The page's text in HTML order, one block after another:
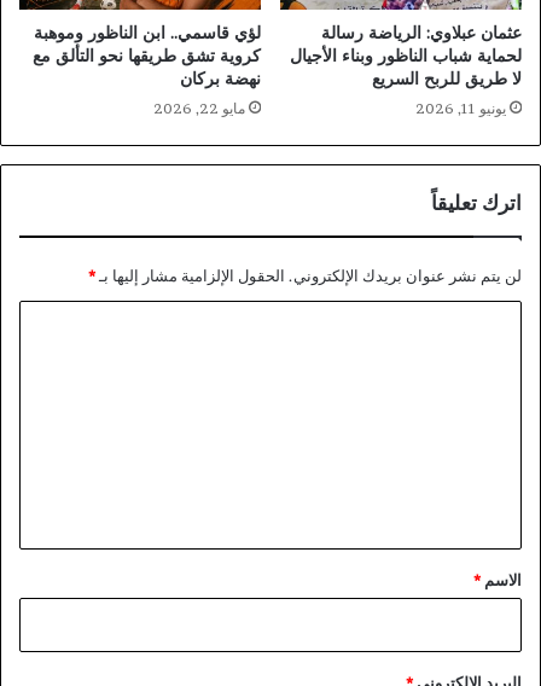
عثمان عبلاوي: الرياضة رسالة
لحماية شباب الناظور وبناء الأجيال
لا طريق للربح السريع
يونيو 11, 2026
لؤي قاسمي.. ابن الناظور وموهبة
كروية تشق طريقها نحو التألق مع
نهضة بركان
مايو 22, 2026
اترك تعليقاً
لن يتم نشر عنوان بريدك الإلكتروني. الحقول الإلزامية مشار إليها بـ*
*
الاسم *